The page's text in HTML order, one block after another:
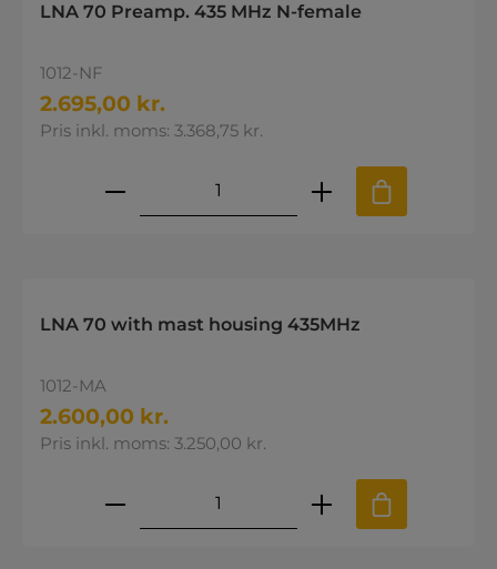
LNA 70 Preamp. 435 MHz N-female
1012-NF
2.695,00 kr.
Pris inkl. moms: 3.368,75 kr.
Produktmængde: Indtast den
LNA 70 with mast housing 435MHz
1012-MA
2.600,00 kr.
Pris inkl. moms: 3.250,00 kr.
Produktmængde: Indtast den